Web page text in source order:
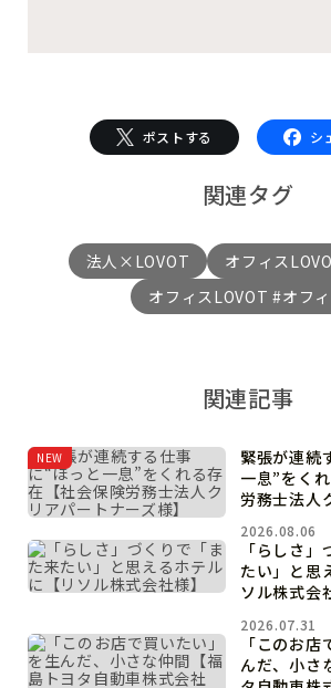
ポストする シ
関連タグ
法人×LOVOT
オフィス
オフィスLOVOT #オフ
関連記事
NEW
緊張が連続
一息”をく
労務士法人
2026.08.06
「らしさ
たい」と思
ソル株式会
2026.07.31
「このお
んだ、小さ